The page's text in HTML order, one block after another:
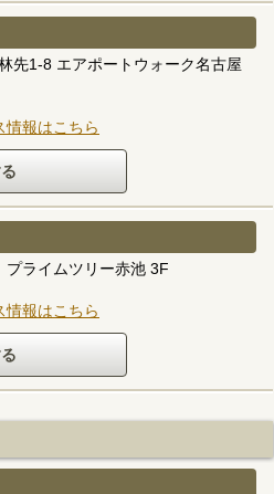
先1-8 エアポートウォーク名古屋
情報はこちら
ライムツリー赤池 3F
情報はこちら